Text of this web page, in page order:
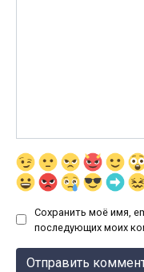
Сохранить моё имя,
последующих моих